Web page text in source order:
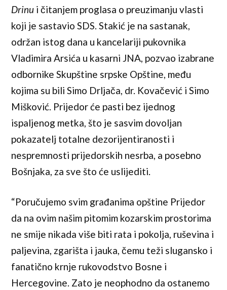
Drinu i čitanjem proglasa o preuzimanju vlasti
koji je sastavio SDS. Stakić je na sastanak,
održan istog dana u kancelariji pukovnika
Vladimira Arsića u kasarni JNA, pozvao izabrane
odbornike Skupštine srpske Opštine, među
kojima su bili Simo Drljača, dr. Kovačević i Simo
Mišković. Prijedor će pasti bez ijednog
ispaljenog metka, što je sasvim dovoljan
pokazatelj totalne dezorijentiranosti i
nespremnosti prijedorskih nesrba, a posebno
Bošnjaka, za sve što će uslijediti.
“Poručujemo svim građanima opštine Prijedor
da na ovim našim pitomim kozarskim prostorima
ne smije nikada više biti rata i pokolja, ruševina i
paljevina, zgarišta i jauka, čemu teži slugansko i
fanatično krnje rukovodstvo Bosne i
Hercegovine. Zato je neophodno da ostanemo